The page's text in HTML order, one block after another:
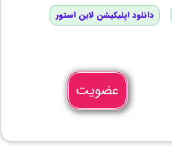
دانلود اپلیکیشن لاین استور
عضویت